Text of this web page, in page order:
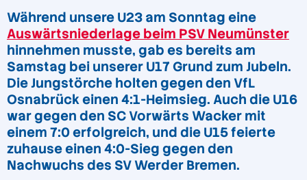
Während unsere U23 am Sonntag eine
Auswärtsniederlage beim PSV Neumünster
hinnehmen musste, gab es bereits am
Samstag bei unserer U17 Grund zum Jubeln.
Die Jungstörche holten gegen den VfL
Osnabrück einen 4:1-Heimsieg. Auch die U16
war gegen den SC Vorwärts Wacker mit
einem 7:0 erfolgreich, und die U15 feierte
zuhause einen 4:0-Sieg gegen den
Nachwuchs des SV Werder Bremen.